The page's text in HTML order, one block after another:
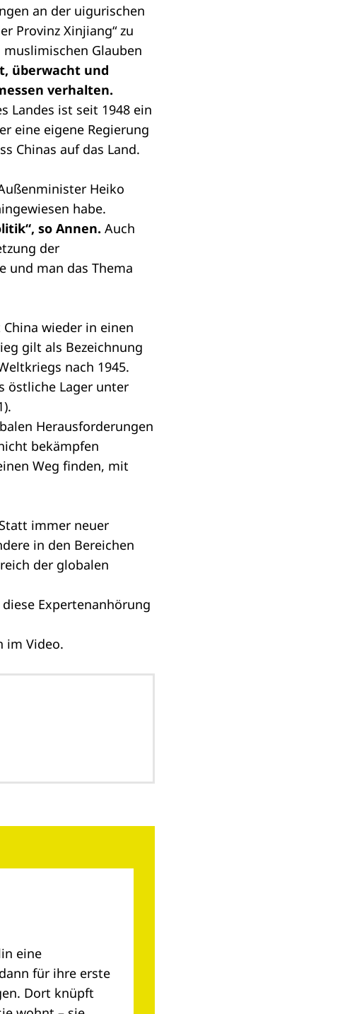
an der uigurischen
Provinz Xinjiang“ zu
Glauben
überwacht und
verhalten.
Landes ist seit 1948 ein
eine eigene Regierung
Chinas auf das Land.
Heiko
habe.
so Annen. Auch
der
und man das Thema
wieder in einen
gilt als Bezeichnung
nach 1945.
östliche Lager unter
Herausforderungen
bekämpfen
Weg finden, mit
immer neuer
in den Bereichen
der globalen
Expertenanhörung
im Video.
eine
für ihre erste
Dort knüpft